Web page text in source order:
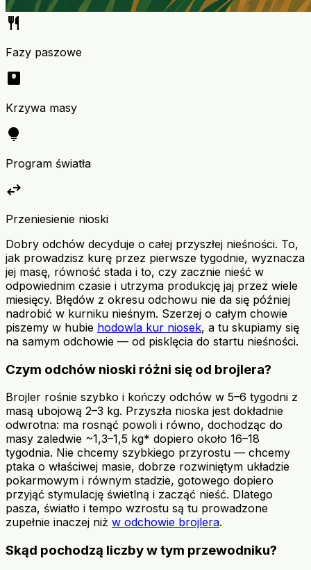
restaurant
Fazy paszowe
monitor_weight
Krzywa masy
lightbulb
Program światła
swap_horiz
Przeniesienie nioski
Dobry odchów decyduje o całej przyszłej nieśności. To,
jak prowadzisz kurę przez pierwsze tygodnie, wyznacza
jej masę, równość stada i to, czy zacznie nieść w
odpowiednim czasie i utrzyma produkcję jaj przez wiele
miesięcy. Błędów z okresu odchowu nie da się później
nadrobić w kurniku nieśnym. Szerzej o całym chowie
piszemy w hubie hodowla kur niosek, a tu skupiamy się
na samym odchowie — od pisklęcia do startu nieśności.
Czym odchów nioski różni się od brojlera?
Brojler rośnie szybko i kończy odchów w 5–6 tygodni z
masą ubojową 2–3 kg. Przyszła nioska jest dokładnie
odwrotna: ma rosnąć powoli i równo, dochodząc do
masy zaledwie ~1,3–1,5 kg* dopiero około 16–18
tygodnia. Nie chcemy szybkiego przyrostu — chcemy
ptaka o właściwej masie, dobrze rozwiniętym układzie
pokarmowym i równym stadzie, gotowego dopiero
przyjąć stymulację świetlną i zacząć nieść. Dlatego
pasza, światło i tempo wzrostu są tu prowadzone
zupełnie inaczej niż w odchowie brojlera.
Skąd pochodzą liczby w tym przewodniku?